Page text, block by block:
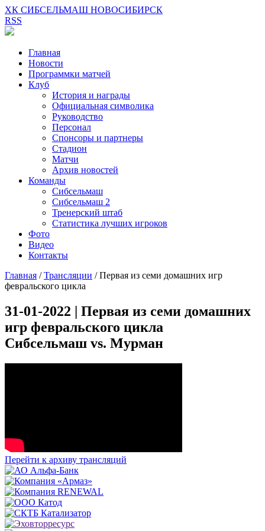
ХК СИБСЕЛЬМАШ НОВОСИБИРСК
RSS
Главная
Новости
Программки матчей
Клуб
История и награды
Официальная символика
Руководство
Персонал
Спонсоры и партнеры
Стадион
Матчи
Архив новостей
Команды
Сибсельмаш
Сибсельмаш 2
Тренерский штаб
Статистика лучших игроков
Фото
Видео
Контакты
Главная /Трансляции /Первая из семи домашних игр
февральского цикла
31-01-2022 | Первая из семи домашних
игр февральского цикла
Сибсельмаш vs. Мурман
Перейти к архиву трансляций